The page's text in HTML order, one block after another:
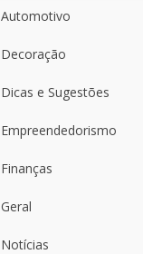
Automotivo
Decoração
Dicas e Sugestões
Empreendedorismo
Finanças
Geral
Notícias